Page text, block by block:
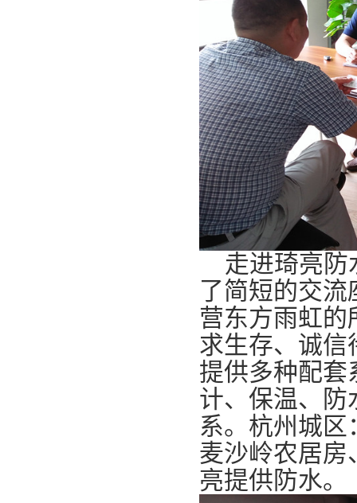
走进琦亮防
了简短的交流
营东方雨虹的
求生存、诚信
提供多种配套
计、保温、防
系。杭州城区
麦沙岭农居房
亮提供防水。